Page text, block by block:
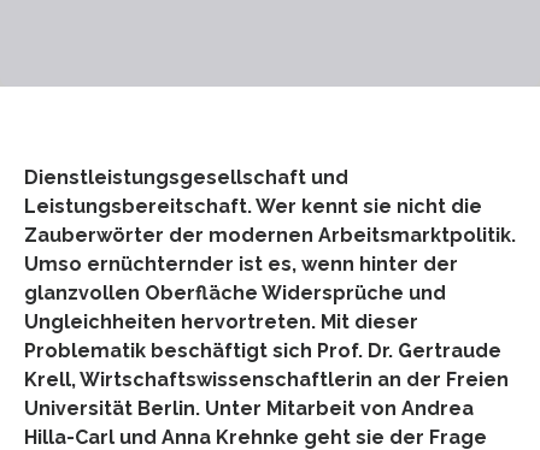
Dienstleistungsgesellschaft und
Leistungsbereitschaft. Wer kennt sie nicht die
Zauberwörter der modernen Arbeitsmarktpolitik.
Umso ernüchternder ist es, wenn hinter der
glanzvollen Oberfläche Widersprüche und
Ungleichheiten hervortreten. Mit dieser
Problematik beschäftigt sich Prof. Dr. Gertraude
Krell, Wirtschaftswissenschaftlerin an der Freien
Universität Berlin. Unter Mitarbeit von Andrea
Hilla-Carl und Anna Krehnke geht sie der Frage